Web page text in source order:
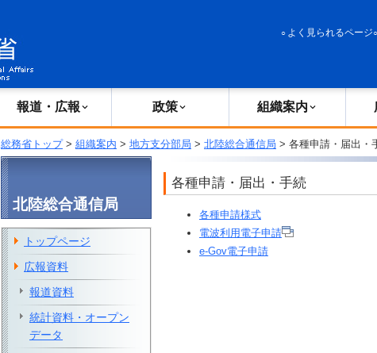
よく見られるページ
報道・広報 政策 組織案内
総務省トップ> 組織案内 > 地方支分部局 > 北陸総合通信局 > 各種申請・届出・
各種申請・届出・手続
各種申請様式
電波利用電子申請
e-Gov電子申請
北陸総合通信局
トップページ
広報資料
報道資料
統計資料・オープン
データ